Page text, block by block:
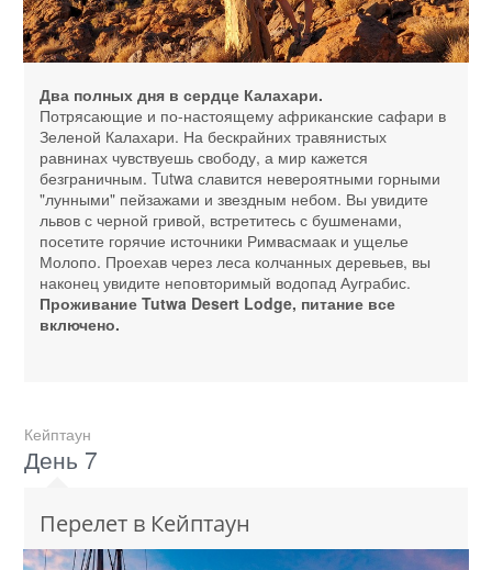
Два полных дня в сердце Калахари.
Потрясающие и по-настоящему африканские сафари в
Зеленой Калахари. На бескрайних травянистых
равнинах чувствуешь свободу, а мир кажется
безграничным. Tutwa славится невероятными горными
"лунными" пейзажами и звездным небом. Вы увидите
львов с черной гривой, встретитесь с бушменами,
посетите горячие источники Римвасмаак и ущелье
Молопо. Проехав через леса колчанных деревьев, вы
наконец увидите неповторимый водопад Ауграбис.
Проживание Tutwa Desert Lodge, питание все
включено.
Кейптаун
День 7
Перелет в Кейптаун